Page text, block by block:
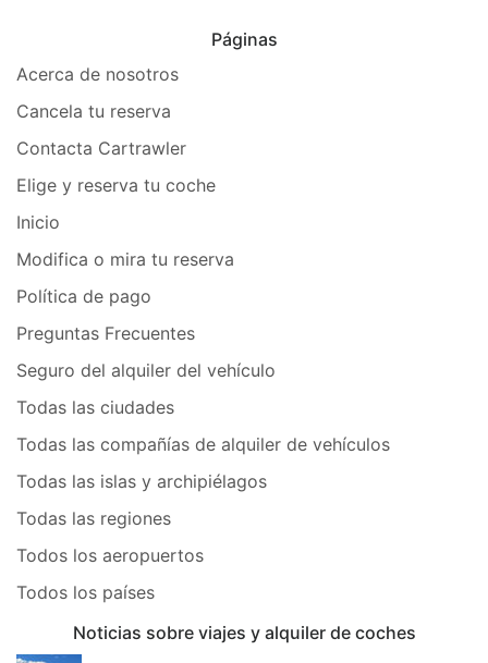
Páginas
Acerca de nosotros
Cancela tu reserva
Contacta Cartrawler
Elige y reserva tu coche
Inicio
Modifica o mira tu reserva
Política de pago
Preguntas Frecuentes
Seguro del alquiler del vehículo
Todas las ciudades
Todas las compañías de alquiler de vehículos
Todas las islas y archipiélagos
Todas las regiones
Todos los aeropuertos
Todos los países
Noticias sobre viajes y alquiler de coches